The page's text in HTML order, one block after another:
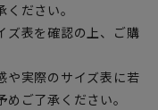
ださい。
ズ表を確認の上、ご購
や実際のサイズ表に若
ご了承ください。